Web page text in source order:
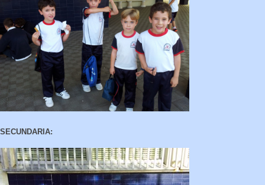
SECUNDARIA: